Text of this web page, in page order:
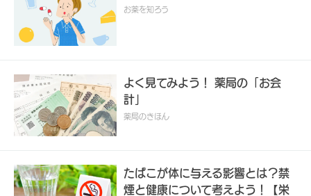
お薬を知ろう
よく見てみよう！ 薬局の「お会
計」
薬局のきほん
たばこが体に与える影響とは？禁
煙と健康について考えよう！【栄